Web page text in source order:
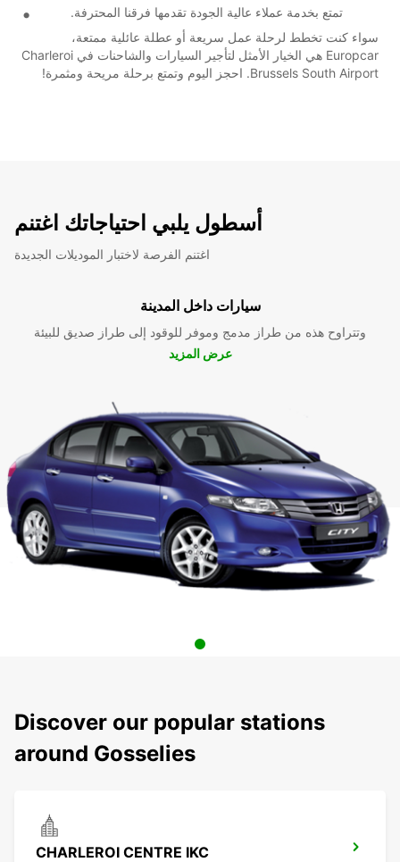
تمتع بخدمة عملاء عالية الجودة تقدمها فرقنا المحترفة.
سواء كنت تخطط لرحلة عمل سريعة أو عطلة عائلية ممتعة،
Europcar هي الخيار الأمثل لتأجير السيارات والشاحنات في Charleroi
Brussels South Airport. احجز اليوم وتمتع برحلة مريحة ومثمرة!
أسطول يلبي احتياجاتك اغتنم
اغتنم الفرصة لاختبار الموديلات الجديدة
سيارات داخل المدينة
وتتراوح هذه من طراز مدمج وموفر للوقود إلى طراز صديق للبيئة
عرض المزيد
Discover our popular stations
around Gosselies
CHARLEROI CENTRE IKC